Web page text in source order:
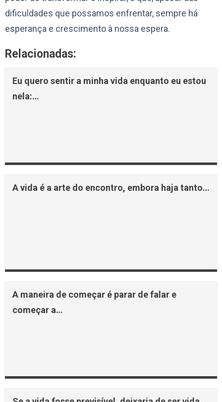
dificuldades que possamos enfrentar, sempre há
esperança e crescimento à nossa espera.
Relacionadas:
Eu quero sentir a minha vida enquanto eu estou
nela:…
A vida é a arte do encontro, embora haja tanto…
A maneira de começar é parar de falar e
começar a…